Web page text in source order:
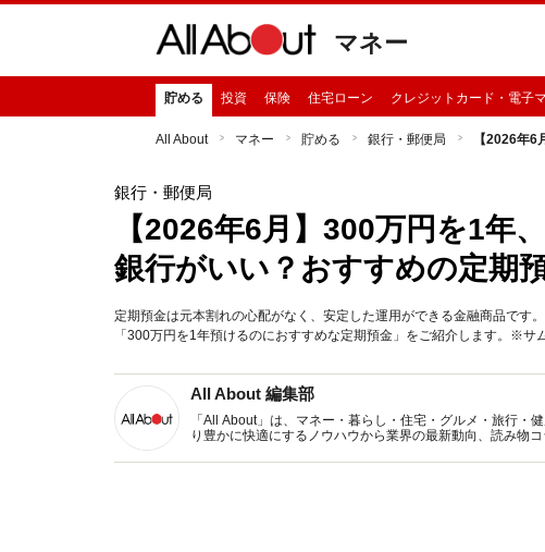
マネー
貯める 投資 保険 住宅ローン クレジットカード・電子
All About マネー 貯める 銀行・郵便局 【2026年
銀行・郵便局
【2026年6月】300万円を1年
銀行がいい？おすすめの定期
定期預金は元本割れの心配がなく、安定した運用ができる金融商品です
「300万円を1年預けるのにおすすめな定期預金」をご紹介します。※サ
All About 編集部
「All About」は、マネー・暮らし・住宅・グルメ・旅行・
り豊かに快適にするノウハウから業界の最新動向、読み物